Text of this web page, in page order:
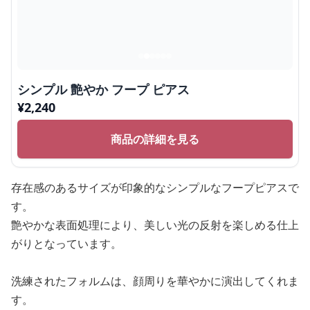
シンプル 艶やか フープ ピアス
¥2,240
商品の詳細を見る
存在感のあるサイズが印象的なシンプルなフープピアスで
す。
艶やかな表面処理により、美しい光の反射を楽しめる仕上
がりとなっています。
洗練されたフォルムは、顔周りを華やかに演出してくれま
す。